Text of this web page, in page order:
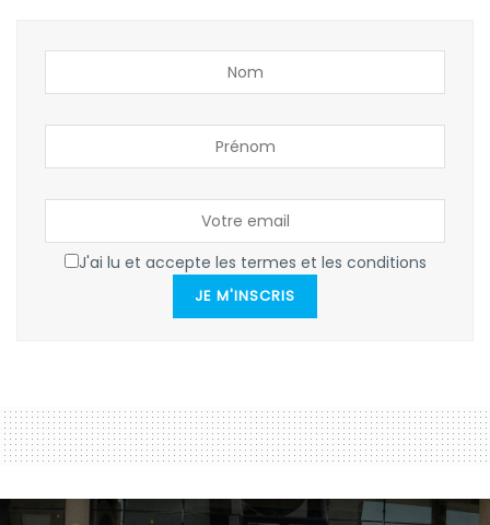
J'ai lu et accepte les termes et les conditions
JE M'INSCRIS